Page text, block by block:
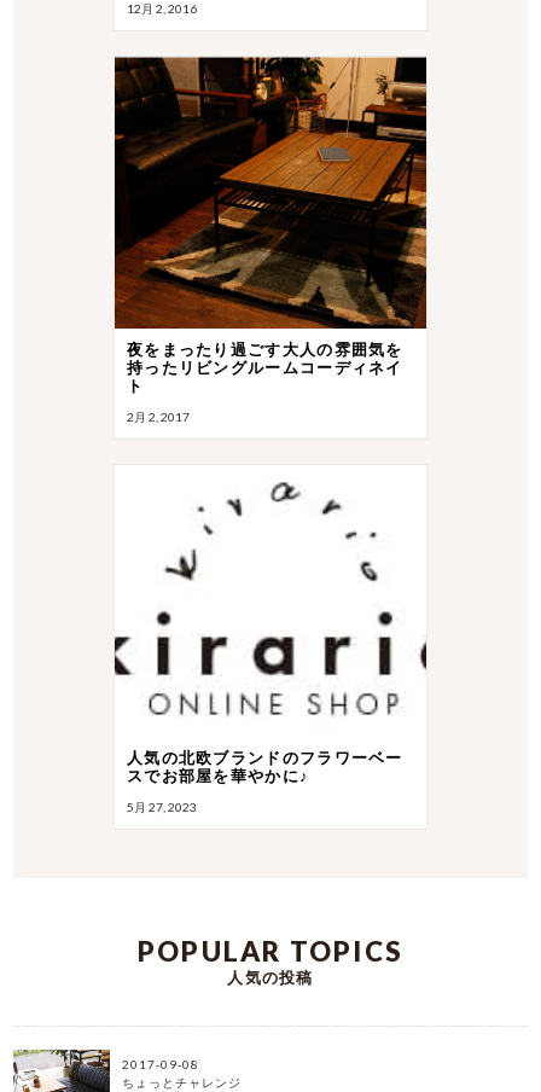
12月 2, 2016
夜をまったり過ごす大人の雰囲気を
持ったリビングルームコーディネイ
ト
2月 2, 2017
人気の北欧ブランドのフラワーベー
スでお部屋を華やかに♪
5月 27, 2023
POPULAR TOPICS
人気の投稿
2017-09-08
ちょっとチャレンジ